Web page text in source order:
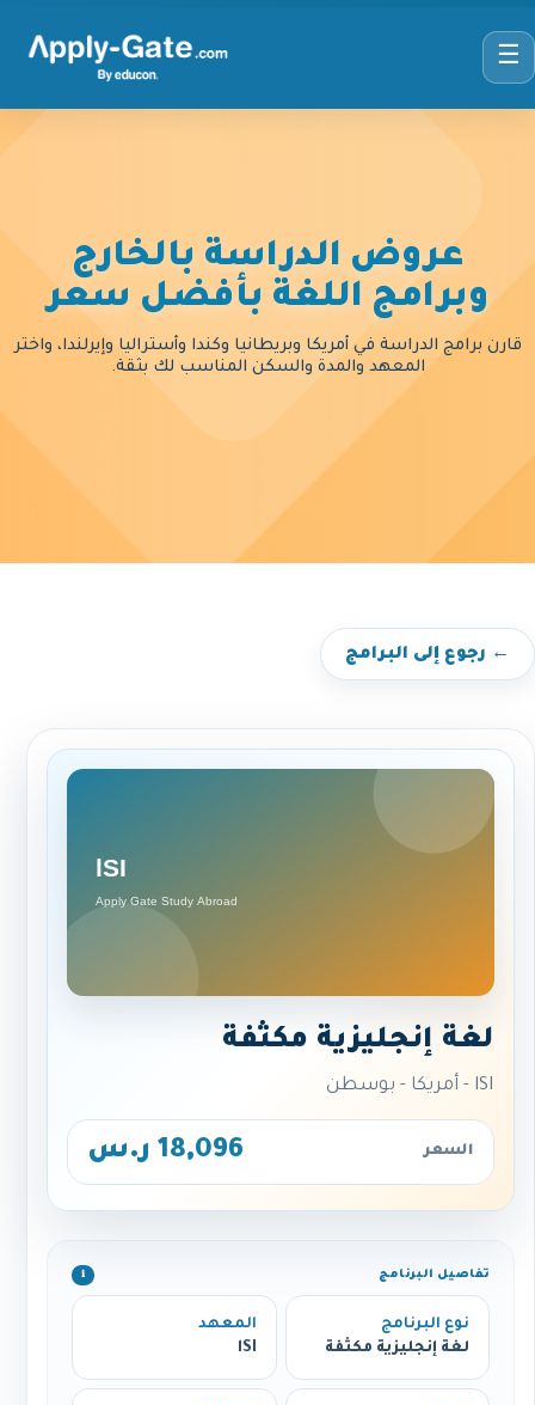
☰
عروض الدراسة بالخارج
وبرامج اللغة بأفضل سعر
قارن برامج الدراسة في أمريكا وبريطانيا وكندا وأستراليا وإيرلندا، واختر
المعهد والمدة والسكن المناسب لك بثقة.
← رجوع إلى البرامج
لغة إنجليزية مكثفة
lSI - أمريكا - بوسطن
السعر 18,096 ر.س
تفاصيل البرنامج ℹ️
نوع البرنامج
لغة إنجليزية مكثفة
المعهد
lSI